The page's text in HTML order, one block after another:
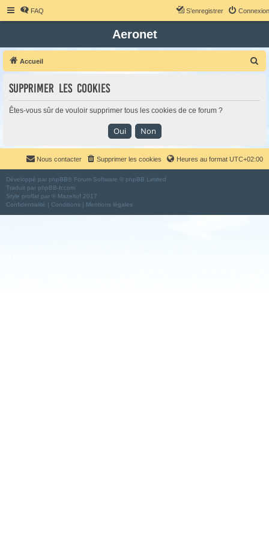
FAQ Connexion
S’enregistrer
Aeronet
Accueil
c
h
Supprimer les cookies
Êtes-vous sûr de vouloir supprimer tous les cookies de ce forum ?
Heures au format UTC+02:00
Supprimer les cookies
Nous contacter
Développé par phpBB® Forum Software © phpBB Limited
Traduit par phpBB-fr.com
Style proflat par © Mazeltof 2017
Confidentialité | Conditions | Mentions légales